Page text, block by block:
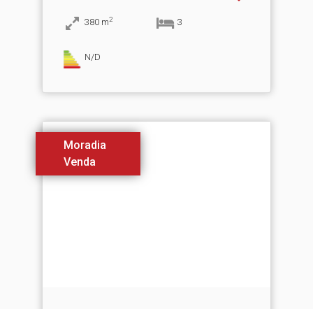
380 m2 3
N/D
Moradia
Venda